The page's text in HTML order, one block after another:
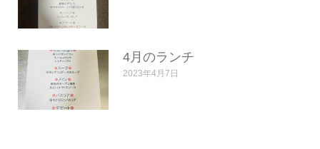
4月のランチ
2023年4月7日